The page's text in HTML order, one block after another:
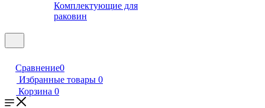
Комплектующие для
раковин
Сравнение0
Избранные товары 0
Корзина 0